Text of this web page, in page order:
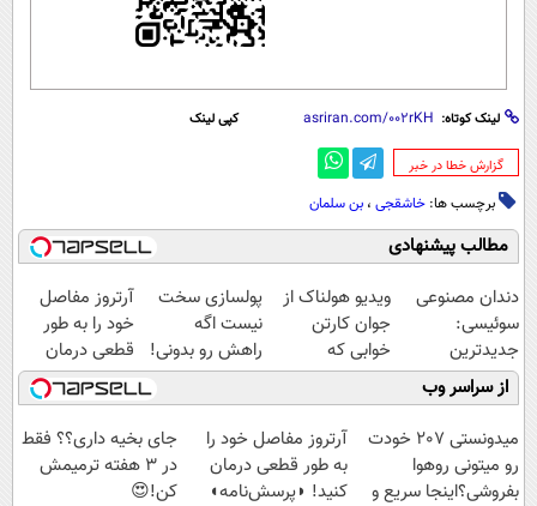
لینک کوتاه: کپی لینک
‌گزارش خطا در خبر
برچسب ها: خاشقجی ، بن سلمان
مطالب پیشنهادی
دندان مصنوعی
سوئیسی:
جدیدترین
فناوری اروپا،
سبک و مقاوم |
پرداخت قسطی
ویدیو هولناک از
جوان کارتن
خوابی که
میلیاردر شد.
آموزش رایگان
پولسازی سخت
نیست اگه
راهش رو بدونی!
" دوره رایگان "
آرتروز مفاصل
خود را به طور
قطعی درمان
کنید!
◗پرسش‌نامه◖
از سراسر وب
میدونستی 207 خودت
رو میتونی روهوا
بفروشی؟اینجا سریع و
آرتروز مفاصل خود را
به طور قطعی درمان
کنید! ◗پرسش‌نامه◖
جای بخیه داری؟؟ فقط
در 3 هفته ترمیمش
کن!😍